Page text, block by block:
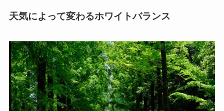
天気によって変わるホワイトバランス